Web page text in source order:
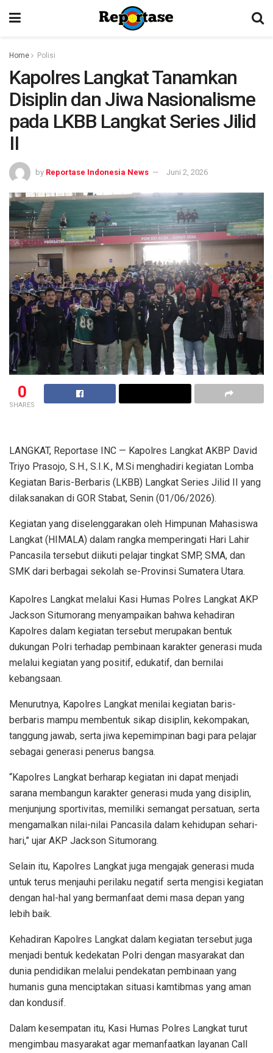
Home Polisi
Kapolres Langkat Tanamkan
Disiplin dan Jiwa Nasionalisme
pada LKBB Langkat Series Jilid
II
by Reportase Indonesia News Juni 2, 2026
0
SHARES
LANGKAT, Reportase INC — Kapolres Langkat AKBP David
Triyo Prasojo, S.H., S.I.K., M.Si menghadiri kegiatan Lomba
Kegiatan Baris-Berbaris (LKBB) Langkat Series Jilid II yang
dilaksanakan di GOR Stabat, Senin (01/06/2026).
Kegiatan yang diselenggarakan oleh Himpunan Mahasiswa
Langkat (HIMALA) dalam rangka memperingati Hari Lahir
Pancasila tersebut diikuti pelajar tingkat SMP, SMA, dan
SMK dari berbagai sekolah se-Provinsi Sumatera Utara.
Kapolres Langkat melalui Kasi Humas Polres Langkat AKP
Jackson Situmorang menyampaikan bahwa kehadiran
Kapolres dalam kegiatan tersebut merupakan bentuk
dukungan Polri terhadap pembinaan karakter generasi muda
melalui kegiatan yang positif, edukatif, dan bernilai
kebangsaan.
Menurutnya, Kapolres Langkat menilai kegiatan baris-
berbaris mampu membentuk sikap disiplin, kekompakan,
tanggung jawab, serta jiwa kepemimpinan bagi para pelajar
sebagai generasi penerus bangsa.
“Kapolres Langkat berharap kegiatan ini dapat menjadi
sarana membangun karakter generasi muda yang disiplin,
menjunjung sportivitas, memiliki semangat persatuan, serta
mengamalkan nilai-nilai Pancasila dalam kehidupan sehari-
hari,” ujar AKP Jackson Situmorang.
Selain itu, Kapolres Langkat juga mengajak generasi muda
untuk terus menjauhi perilaku negatif serta mengisi kegiatan
dengan hal-hal yang bermanfaat demi masa depan yang
lebih baik.
Kehadiran Kapolres Langkat dalam kegiatan tersebut juga
menjadi bentuk kedekatan Polri dengan masyarakat dan
dunia pendidikan melalui pendekatan pembinaan yang
humanis guna menciptakan situasi kamtibmas yang aman
dan kondusif.
Dalam kesempatan itu, Kasi Humas Polres Langkat turut
mengimbau masyarakat agar memanfaatkan layanan Call